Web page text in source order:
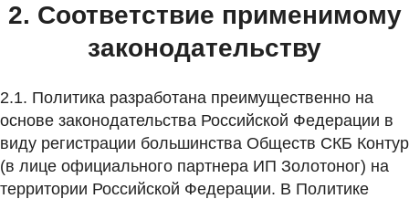
2. Соответствие применимому
законодательству
2.1. Политика разработана преимущественно на
основе законодательства Российской Федерации в
виду регистрации большинства Обществ СКБ Контур
(в лице официального партнера ИП Золотоног) на
территории Российской Федерации. В Политике